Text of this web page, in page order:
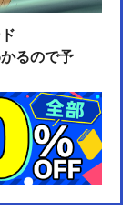
るので予